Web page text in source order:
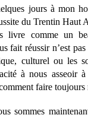
jours à mon
du Trentin Haut
livre comme un
fait réussir n’est
culturel ou les
à nous asseoir
faire toujours
sommes